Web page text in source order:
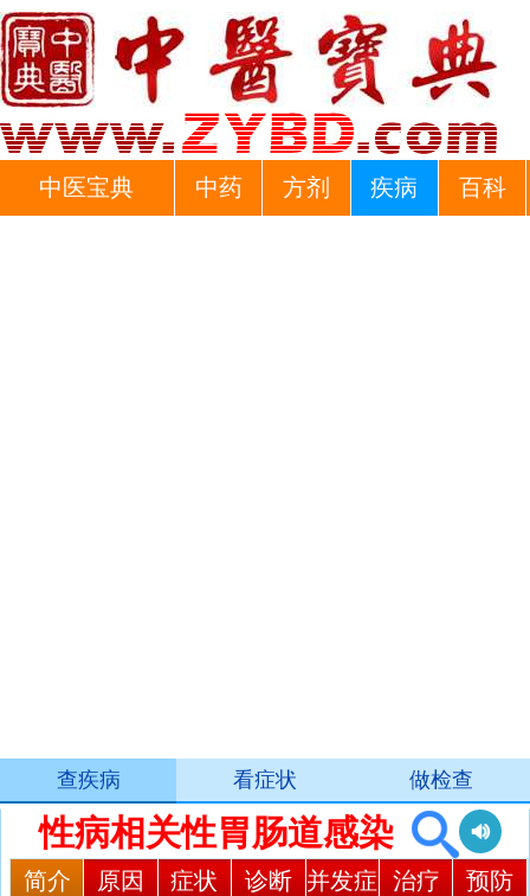
中医宝典 中药 方剂 疾病 百科
查疾病 看症状 做检查
性病相关性胃肠道感染
简介 原因 症状 诊断 并发症 治疗 预防